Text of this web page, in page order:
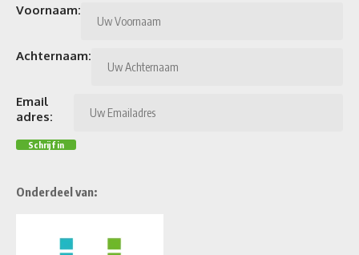
Voornaam:
Achternaam:
Email
adres:
Onderdeel van: